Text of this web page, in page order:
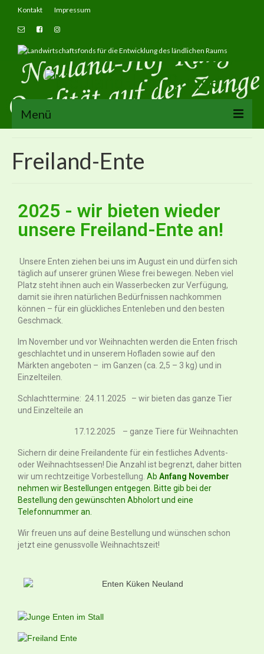
Kontakt Impressum
Menü
Märkte
Hofshop
Schweinefleisch
Würste und Aufschnitt
Hähnchenfleisch
Freiland-Ente
Bestellungen
Neuland
Grill- & Bierfest
Freiland-Ente
2025 - wir bieten wieder
unsere Freiland-Ente an!
Unsere Enten ziehen bei uns im August ein und dürfen sich
täglich auf unserer grünen Wiese frei bewegen. Neben viel
Platz steht ihnen auch ein Wasserbecken zur Verfügung,
damit sie ihren natürlichen Bedürfnissen nachkommen
können – für ein glückliches Entenleben und den besten
Geschmack.
Im November und vor Weihnachten werden die Enten frisch
geschlachtet und in unserem Hofladen sowie auf den
Märkten angeboten – im Ganzen (ca. 2,5 – 3 kg) und in
Einzelteilen.
Schlachttermine: 24.11.2025 – wir bieten das ganze Tier
und Einzelteile an
17.12.2025 – ganze Tiere für Weihnachten
Sichern dir deine Freilandente für ein festliches Advents-
oder Weihnachtsessen! Die Anzahl ist begrenzt, daher bitten
wir um rechtzeitige Vorbestellung. Ab Anfang November
nehmen wir Bestellungen entgegen. Bitte gib bei der
Bestellung den gewünschten Abholort und eine
Telefonnummer an.
Wir freuen uns auf deine Bestellung und wünschen schon
jetzt eine genussvolle Weihnachtszeit!